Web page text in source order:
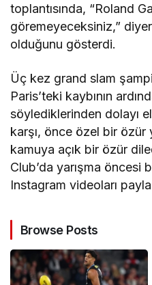
toplantısında, “Roland
göremeyeceksiniz,”
olduğunu gösterdi.
Üç kez grand slam
Paris’teki kaybının
söylediklerinden dolayı
karşı, önce özel bir özür
kamuya açık bir özür
Club’da yarışma öncesi
Instagram videoları
Browse Posts